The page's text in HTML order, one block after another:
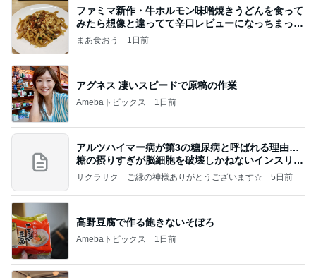
ファミマ新作・牛ホルモン味噌焼きうどんを食って
みたら想像と違ってて辛口レビューになっちまった
話
まあ食おう 1日前
アグネス 凄いスピードで原稿の作業
Amebaトピックス 1日前
アルツハイマー病が第3の糖尿病と呼ばれる理由…
糖の摂りすぎが脳細胞を破壊しかねないインスリン
の恐
サクラサク ご縁の神様ありがとうございます☆ 5日前
高野豆腐で作る飽きないそぼろ
Amebaトピックス 1日前